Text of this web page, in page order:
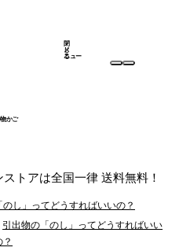
かご
メ
ニュー
閉
じ
る
トアは全国一律 送料無料！
のし」ってどうすればいいの？
引出物の「のし」ってどうすればいい
？